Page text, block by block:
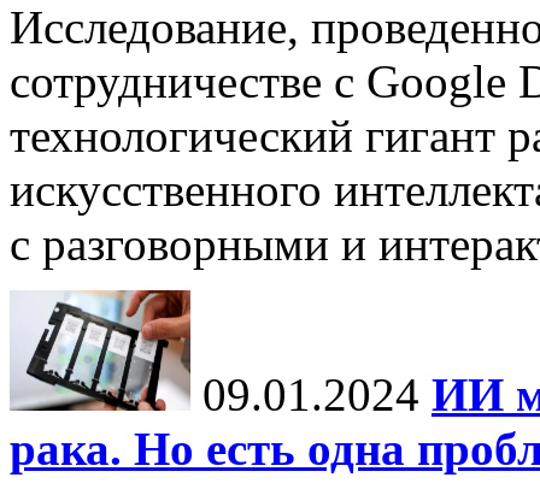
Исследование,
сотрудничестве с Google
технологический гигант
искусственного
с разговорными и
09.01.2024 ИИ
рака. Но есть одна